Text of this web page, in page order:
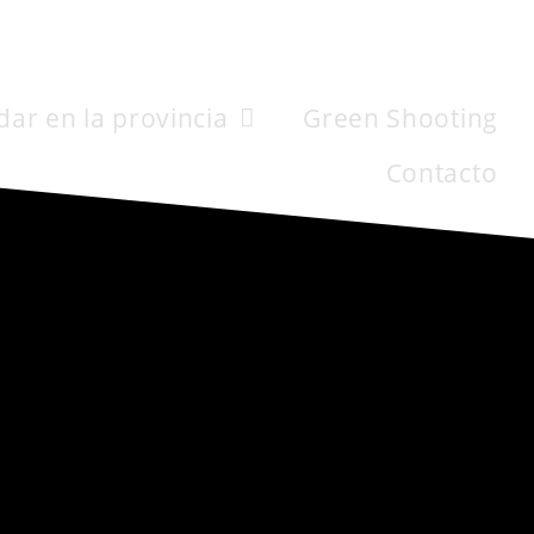
en la provincia
Green Shooting
Contacto